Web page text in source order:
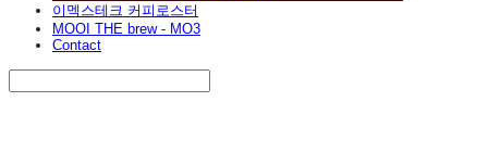
이멕스테크 커피로스터
MOOI THE brew - MO3
Contact